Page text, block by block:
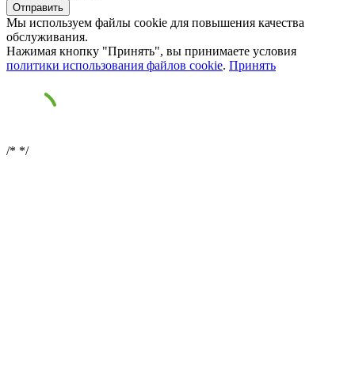
Мы используем файлы cookie для повышения качества
обслуживания.
Нажимая кнопку "Принять", вы принимаете условия
политики использования файлов cookie. Принять
/* */